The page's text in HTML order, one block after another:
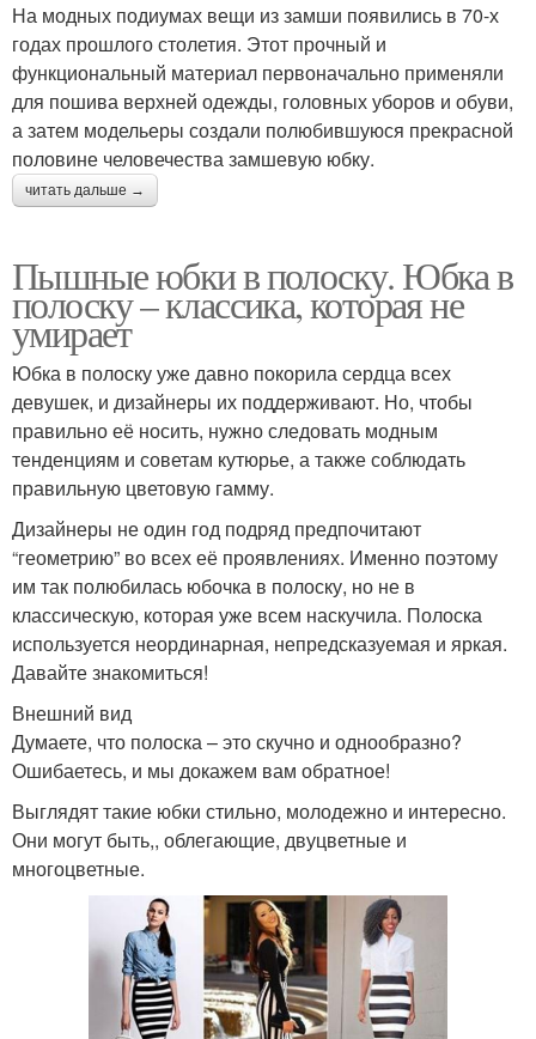
На модных подиумах вещи из замши появились в 70-х
годах прошлого столетия. Этот прочный и
функциональный материал первоначально применяли
для пошива верхней одежды, головных уборов и обуви,
а затем модельеры создали полюбившуюся прекрасной
половине человечества замшевую юбку.
читать дальше →
Пышные юбки в полоску. Юбка в
полоску – классика, которая не
умирает
Юбка в полоску уже давно покорила сердца всех
девушек, и дизайнеры их поддерживают. Но, чтобы
правильно её носить, нужно следовать модным
тенденциям и советам кутюрье, а также соблюдать
правильную цветовую гамму.
Дизайнеры не один год подряд предпочитают
“геометрию” во всех её проявлениях. Именно поэтому
им так полюбилась юбочка в полоску, но не в
классическую, которая уже всем наскучила. Полоска
используется неординарная, непредсказуемая и яркая.
Давайте знакомиться!
Внешний вид
Думаете, что полоска – это скучно и однообразно?
Ошибаетесь, и мы докажем вам обратное!
Выглядят такие юбки стильно, молодежно и интересно.
Они могут быть,, облегающие, двуцветные и
многоцветные.